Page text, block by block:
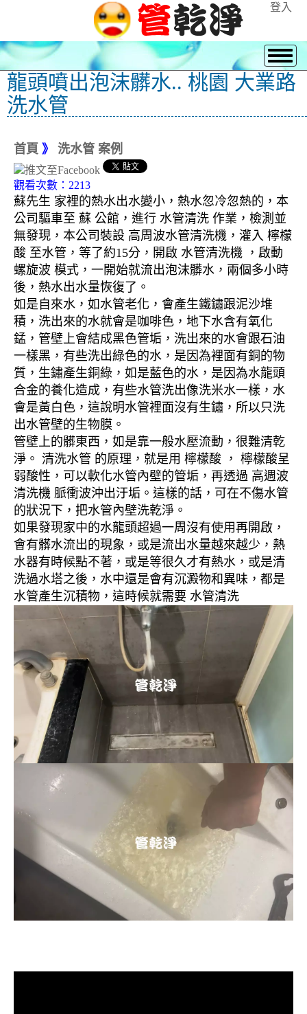
登入
龍頭噴出泡沫髒水.. 桃園 大業路
洗水管
首頁 》 洗水管 案例
觀看次數：2213
蘇先生 家裡的熱水出水變小，熱水忽冷忽熱的，本
公司驅車至 蘇 公館，進行 水管清洗 作業，檢測並
無發現，本公司裝設 高周波水管清洗機，灌入 檸檬
酸 至水管，等了約15分，開啟 水管清洗機 ，啟動
螺旋波 模式，一開始就流出泡沫髒水，兩個多小時
後，熱水出水量恢復了。
如是自來水，如水管老化，會產生鐵鏽跟泥沙堆
積，洗出來的水就會是咖啡色，地下水含有氧化
錳，管壁上會結成黑色管垢，洗出來的水會跟石油
一樣黑，有些洗出綠色的水，是因為裡面有銅的物
質，生鏽產生銅綠，如是藍色的水，是因為水龍頭
合金的養化造成，有些水管洗出像洗米水一樣，水
會是黃白色，這說明水管裡面沒有生鏽，所以只洗
出水管壁的生物膜。
管壁上的髒東西，如是靠一般水壓流動，很難清乾
淨。 清洗水管 的原理，就是用 檸檬酸 ， 檸檬酸呈
弱酸性，可以軟化水管內壁的管垢，再透過 高週波
清洗機 脈衝波沖出汙垢。這樣的話，可在不傷水管
的狀況下，把水管內壁洗乾淨。
如果發現家中的水龍頭超過一周沒有使用再開啟，
會有髒水流出的現象，或是流出水量越來越少，熱
水器有時候點不著，或是等很久才有熱水，或是清
洗過水塔之後，水中還是會有沉澱物和異味，都是
水管產生沉積物，這時候就需要 水管清洗